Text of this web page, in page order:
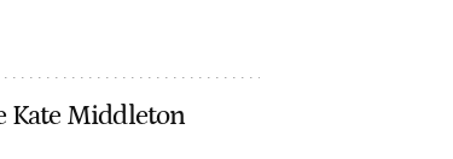
Kate Middleton